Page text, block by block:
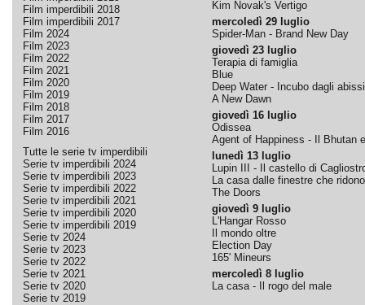
Film imperdibili 2018
Film imperdibili 2017
Film 2024
Film 2023
Film 2022
Film 2021
Film 2020
Film 2019
Film 2018
Film 2017
Film 2016
Tutte le serie tv imperdibili
Serie tv imperdibili 2024
Serie tv imperdibili 2023
Serie tv imperdibili 2022
Serie tv imperdibili 2021
Serie tv imperdibili 2020
Serie tv imperdibili 2019
Serie tv 2024
Serie tv 2023
Serie tv 2022
Serie tv 2021
Serie tv 2020
Serie tv 2019
Kim Novak's Vertigo
mercoledì 29 luglio
Spider-Man - Brand New Day
giovedì 23 luglio
Terapia di famiglia
Blue
Deep Water - Incubo dagli abissi
A New Dawn
giovedì 16 luglio
Odissea
Agent of Happiness - Il Bhutan
lunedì 13 luglio
Lupin III - Il castello di
La casa dalle finestre che ridono
The Doors
giovedì 9 luglio
L'Hangar Rosso
Il mondo oltre
Election Day
165' Mineurs
mercoledì 8 luglio
La casa - Il rogo del male